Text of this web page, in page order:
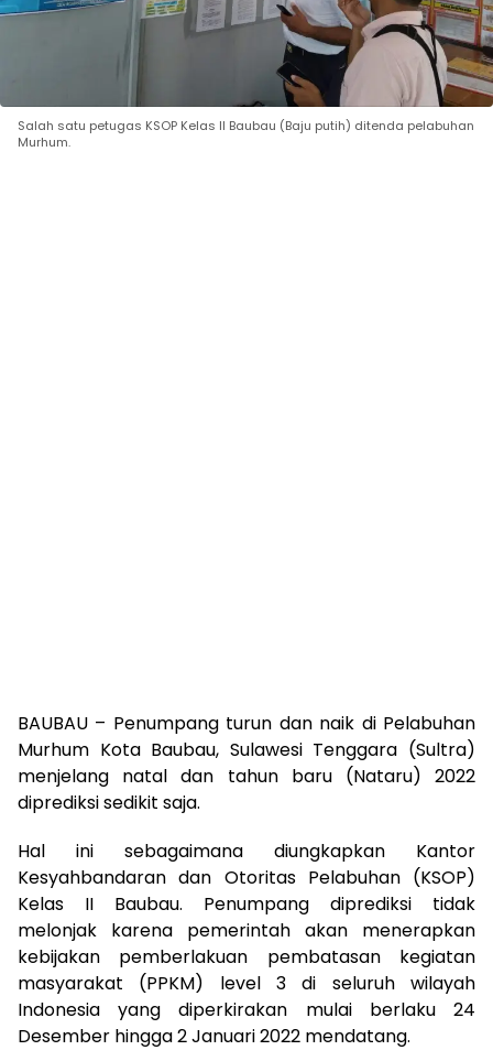
Salah satu petugas KSOP Kelas II Baubau (Baju putih) ditenda pelabuhan
Murhum.
BAUBAU – Penumpang turun dan naik di Pelabuhan
Murhum Kota Baubau, Sulawesi Tenggara (Sultra)
menjelang natal dan tahun baru (Nataru) 2022
diprediksi sedikit saja.
Hal ini sebagaimana diungkapkan Kantor
Kesyahbandaran dan Otoritas Pelabuhan (KSOP)
Kelas II Baubau. Penumpang diprediksi tidak
melonjak karena pemerintah akan menerapkan
kebijakan pemberlakuan pembatasan kegiatan
masyarakat (PPKM) level 3 di seluruh wilayah
Indonesia yang diperkirakan mulai berlaku 24
Desember hingga 2 Januari 2022 mendatang.